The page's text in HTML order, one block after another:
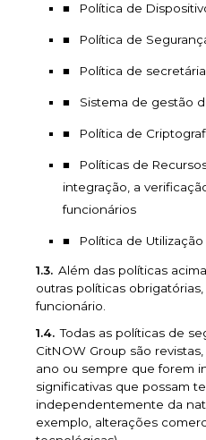
Política de
Política de
Política de
Sistema de gestão
Política de
Políticas de
integração, a
funcionários
Política de
Além das políticas
outras políticas
funcionário.
Todas as políticas de
CitNOW Group são
ano ou sempre que forem
significativas que possam
independentemente da
exemplo, alterações